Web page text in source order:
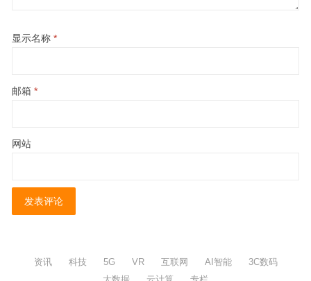
显示名称 *
邮箱 *
网站
资讯 科技 5G VR 互联网 AI智能
3C数码